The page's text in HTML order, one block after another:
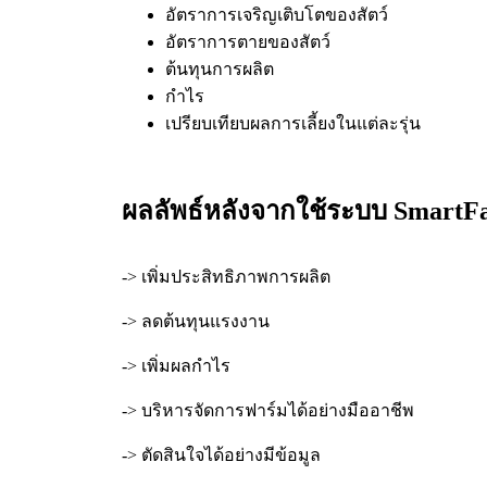
อัตราการเจริญเติบโตของสัตว์
อัตราการตายของสัตว์
ต้นทุนการผลิต
กำไร
เปรียบเทียบผลการเลี้ยงในแต่ละรุ่น
ผลลัพธ์หลังจากใช้ระบบ
-> เพิ่มประสิทธิภาพการผลิต
-> ลดต้นทุนแรงงาน
-> เพิ่มผลกำไร
-> บริหารจัดการฟาร์มได้อย่างมืออาชีพ
-> ตัดสินใจได้อย่างมีข้อมูล